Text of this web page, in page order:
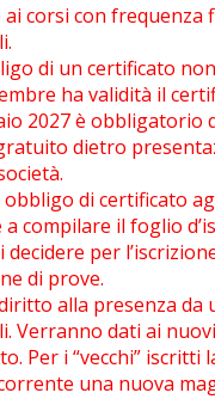
corsi con frequenza
di un certificato
ha validità il
2027 è obbligatorio
dietro
di certificato
compilare il foglio
per
di prove.
alla presenza da
Verranno dati ai
Per i “vecchi” iscritti
una nuova